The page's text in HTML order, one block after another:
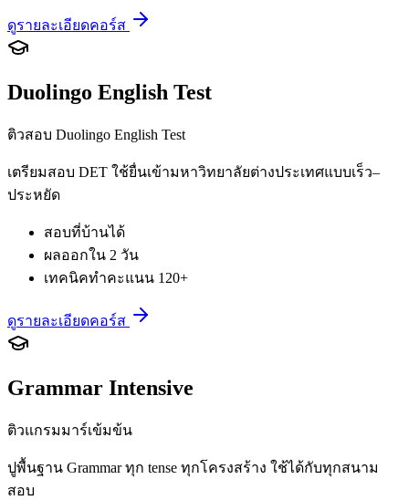
ดูรายละเอียดคอร์ส
Duolingo English Test
ติวสอบ Duolingo English Test
เตรียมสอบ DET ใช้ยื่นเข้ามหาวิทยาลัยต่างประเทศแบบเร็ว–
ประหยัด
สอบที่บ้านได้
ผลออกใน 2 วัน
เทคนิคทำคะแนน 120+
ดูรายละเอียดคอร์ส
Grammar Intensive
ติวแกรมมาร์เข้มข้น
ปูพื้นฐาน Grammar ทุก tense ทุกโครงสร้าง ใช้ได้กับทุกสนาม
สอบ